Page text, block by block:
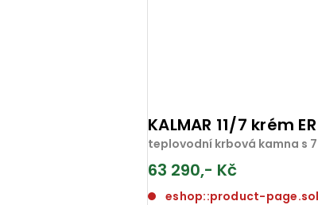
KALMAR 11/7 krém ER
teplovodní krbová kamna s
63 290,- Kč
eshop::product-